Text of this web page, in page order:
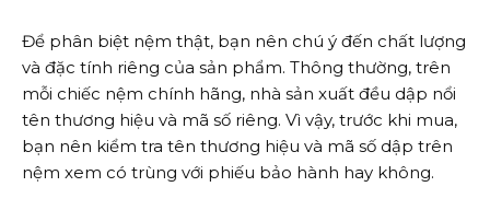
Để phân biệt nệm thật, bạn nên chú ý đến chất lượng
và đặc tính riêng của sản phẩm. Thông thường, trên
mỗi chiếc nệm chính hãng, nhà sản xuất đều dập nổi
tên thương hiệu và mã số riêng. Vì vậy, trước khi mua,
bạn nên kiểm tra tên thương hiệu và mã số dập trên
nệm xem có trùng với phiếu bảo hành hay không.